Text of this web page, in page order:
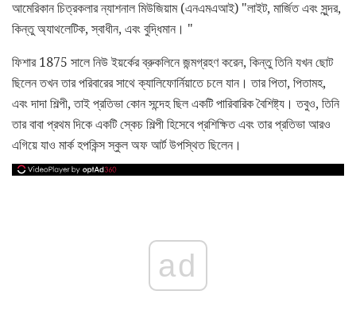
আমেরিকান চিত্রকলার ন্যাশনাল মিউজিয়াম (এনএমএআই) "লাইট, মার্জিত এবং সুন্দর,
কিন্তু অ্যাথলেটিক, স্বাধীন, এবং বুদ্ধিমান। "
ফিশার 1875 সালে নিউ ইয়র্কের ব্রুকলিনে জন্মগ্রহণ করেন, কিন্তু তিনি যখন ছোট
ছিলেন তখন তার পরিবারের সাথে ক্যালিফোর্নিয়াতে চলে যান। তার পিতা, পিতামহ,
এবং দাদা শিল্পী, তাই প্রতিভা কোন সন্দেহ ছিল একটি পারিবারিক বৈশিষ্ট্য। তবুও, তিনি
তার বাবা প্রথম দিকে একটি স্কেচ শিল্পী হিসেবে প্রশিক্ষিত এবং তার প্রতিভা আরও
এগিয়ে যাও মার্ক হপকিন্স স্কুল অফ আর্ট উপস্থিত ছিলেন।
ad